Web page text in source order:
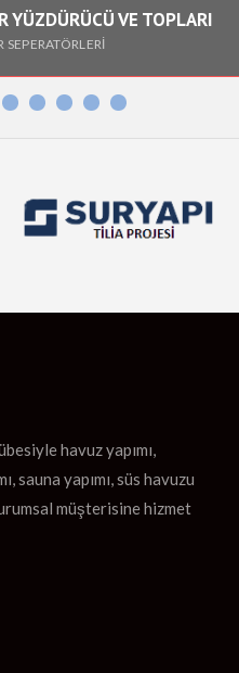
VE TOPLARI
havuz yapımı,
sauna yapımı, süs havuzu
müşterisine hizmet